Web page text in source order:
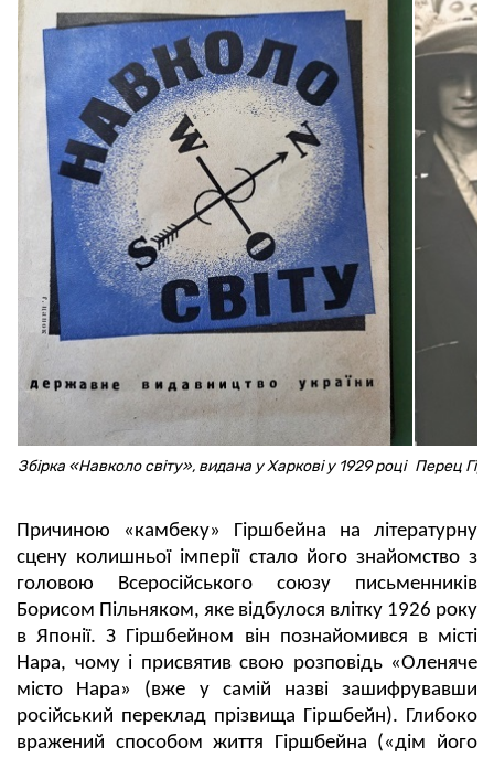
Збірка «Навколо свiту», видана у Харкові у 1929 році Перец
Причиною «камбеку» Гіршбейна на літературну
сцену колишньої імперії стало його знайомство з
головою Всеросійського союзу письменників
Борисом Пільняком, яке відбулося влітку 1926 року
в Японії. З Гіршбейном він познайомився в місті
Нара, чому і присвятив свою розповідь «Оленяче
місто Нара» (вже у самій назві зашифрувавши
російський переклад прізвища Гіршбейн). Глибоко
вражений способом життя Гіршбейна («дім його